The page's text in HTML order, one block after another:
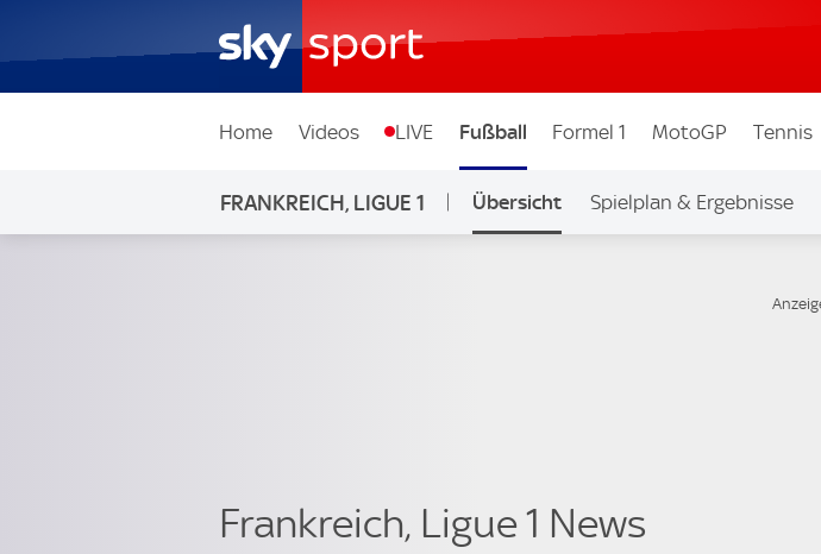
Home Videos LIVE Fußball Formel 1 MotoGP Tennis
FRANKREICH, LIGUE 1 Übersicht Spielplan & Ergebnisse
Frankreich, Ligue 1 News